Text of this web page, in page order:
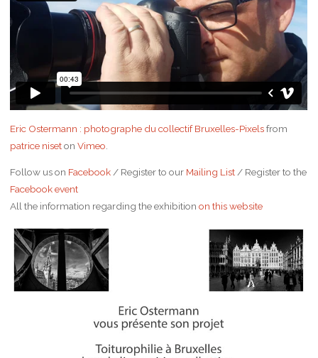
Eric Ostermann : photographe du collectif Bruxelles-Pixelsfrom
patrice nisetonVimeo
Follow us on Facebook / Register to our Mailing List / Register to the
Facebook event
All the information regarding the exhibitionon this website